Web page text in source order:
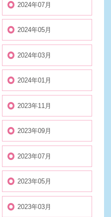
2024年07月
2024年05月
2024年03月
2024年01月
2023年11月
2023年09月
2023年07月
2023年05月
2023年03月